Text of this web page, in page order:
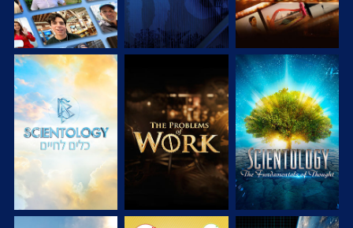
בדוק את הסדרה בדוק את הסדרה בדוק את הסדרה